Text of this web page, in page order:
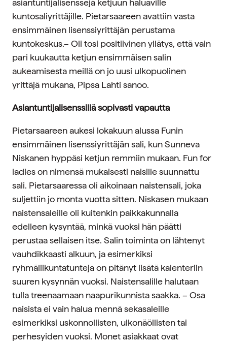
asiantuntijalisenssejä ketjuun haluaville
kuntosaliyrittäjille. Pietarsaareen avattiin vasta
ensimmäinen lisenssiyrittäjän perustama
kuntokeskus.– Oli tosi positiivinen yllätys, että vain
pari kuukautta ketjun ensimmäisen salin
aukeamisesta meillä on jo uusi ulkopuolinen
yrittäjä mukana, Pipsa Lahti sanoo.
Asiantuntijalisenssillä sopivasti vapautta
Pietarsaareen aukesi lokakuun alussa Funin
ensimmäinen lisenssiyrittäjän sali, kun Sunneva
Niskanen hyppäsi ketjun remmiin mukaan. Fun for
ladies on nimensä mukaisesti naisille suunnattu
sali. Pietarsaaressa oli aikoinaan naistensali, joka
suljettiin jo monta vuotta sitten. Niskasen mukaan
naistensaleille oli kuitenkin paikkakunnalla
edelleen kysyntää, minkä vuoksi hän päätti
perustaa sellaisen itse. Salin toiminta on lähtenyt
vauhdikkaasti alkuun, ja esimerkiksi
ryhmäliikuntatunteja on pitänyt lisätä kalenteriin
suuren kysynnän vuoksi. Naistensalille halutaan
tulla treenaamaan naapurikunnista saakka. – Osa
naisista ei vain halua mennä sekasaleille
esimerkiksi uskonnollisten, ulkonäöllisten tai
perhesyiden vuoksi. Monet asiakkaat ovat